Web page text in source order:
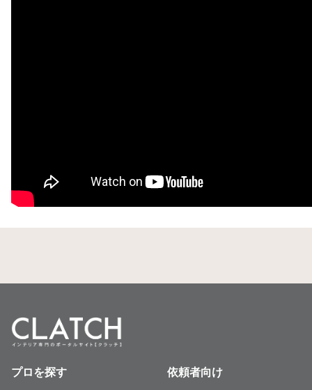
プロを探す 依頼者向け